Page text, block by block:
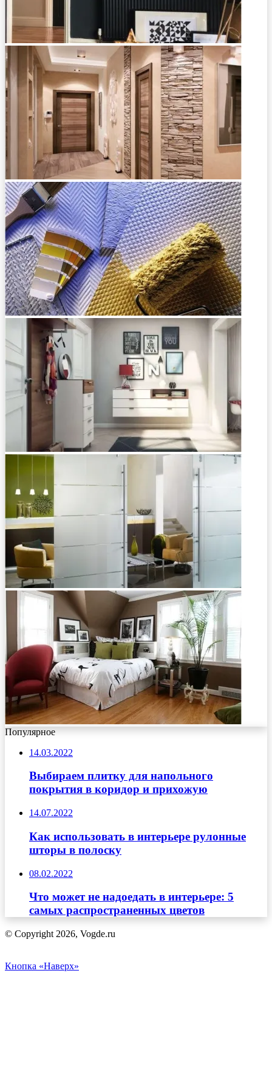
Популярное
14.03.2022
Выбираем плитку для напольного
покрытия в коридор и прихожую
14.07.2022
Как использовать в интерьере рулонные
шторы в полоску
08.02.2022
Что может не надоедать в интерьере: 5
самых распространенных цветов
© Copyright 2026, Vogde.ru
Кнопка «Наверх»